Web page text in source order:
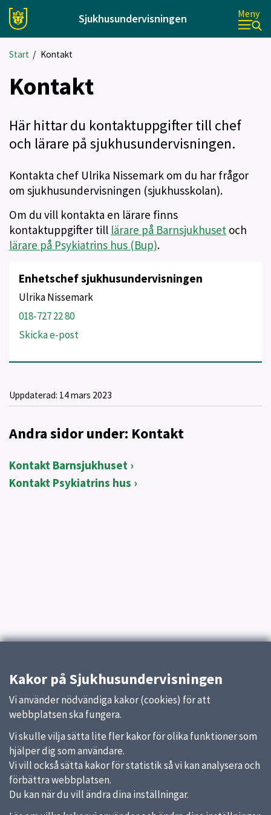
Sjukhusundervisningen Meny
Start / Kontakt
Kontakt
Här hittar du kontaktuppgifter till chef
och lärare på sjukhusundervisningen.
Kontakta chef Ulrika Nissemark om du har frågor
om sjukhusundervisningen (sjukhusskolan).
Om du vill kontakta en lärare finns
kontaktuppgifter till lärare på Barnsjukhuset och
lärare på Psykiatrins hus (Bup).
Enhetschef sjukhusundervisningen
Ulrika Nissemark
018-727 22 80
Skicka e-post
Uppdaterad: 14 mars 2023
Andra sidor under: Kontakt
Kontakt Barnsjukhuset
Kontakt Psykiatrins hus
Kakor på Sjukhusundervisningen
Vi använder nödvändiga kakor (cookies) för att
webbplatsen ska fungera.
Vi skulle vilja sätta lite fler kakor för olika funktioner som
hjälper dig som användare.
Vi vill också sätta kakor för statistik så vi kan analysera och
förbättra webbplatsen.
Du kan när du vill ändra dina inställningar.